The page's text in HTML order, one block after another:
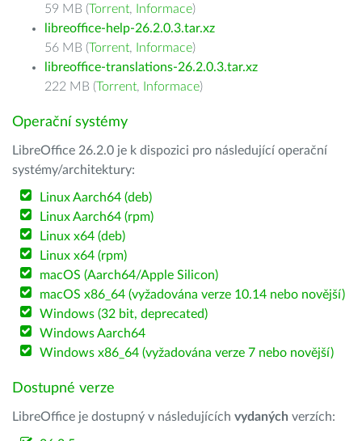
59 MB (Torrent, Informace)
libreoffice-help-26.2.0.3.tar.xz
56 MB (Torrent, Informace)
libreoffice-translations-26.2.0.3.tar.xz
222 MB (Torrent, Informace)
Operační systémy
LibreOffice 26.2.0 je k dispozici pro následující operační
systémy/architektury:
Linux Aarch64 (deb)
Linux Aarch64 (rpm)
Linux x64 (deb)
Linux x64 (rpm)
macOS (Aarch64/Apple Silicon)
macOS x86_64 (vyžadována verze 10.14 nebo novější)
Windows (32 bit, deprecated)
Windows Aarch64
Windows x86_64 (vyžadována verze 7 nebo novější)
Dostupné verze
LibreOffice je dostupný v následujících vydaných verzích: